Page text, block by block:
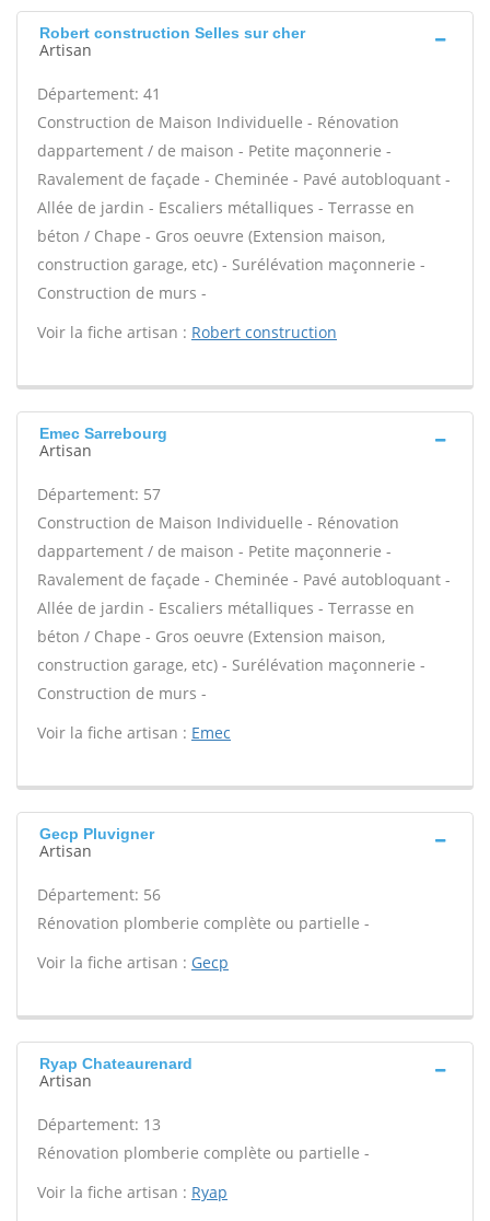
Robert construction Selles sur cher
Artisan
Département: 41
Construction de Maison Individuelle - Rénovation
dappartement / de maison - Petite maçonnerie -
Ravalement de façade - Cheminée - Pavé autobloquant -
Allée de jardin - Escaliers métalliques - Terrasse en
béton / Chape - Gros oeuvre (Extension maison,
construction garage, etc) - Surélévation maçonnerie -
Construction de murs -
Voir la fiche artisan : Robert construction
Emec Sarrebourg
Artisan
Département: 57
Construction de Maison Individuelle - Rénovation
dappartement / de maison - Petite maçonnerie -
Ravalement de façade - Cheminée - Pavé autobloquant -
Allée de jardin - Escaliers métalliques - Terrasse en
béton / Chape - Gros oeuvre (Extension maison,
construction garage, etc) - Surélévation maçonnerie -
Construction de murs -
Voir la fiche artisan : Emec
Gecp Pluvigner
Artisan
Département: 56
Rénovation plomberie complète ou partielle -
Voir la fiche artisan : Gecp
Ryap Chateaurenard
Artisan
Département: 13
Rénovation plomberie complète ou partielle -
Voir la fiche artisan : Ryap